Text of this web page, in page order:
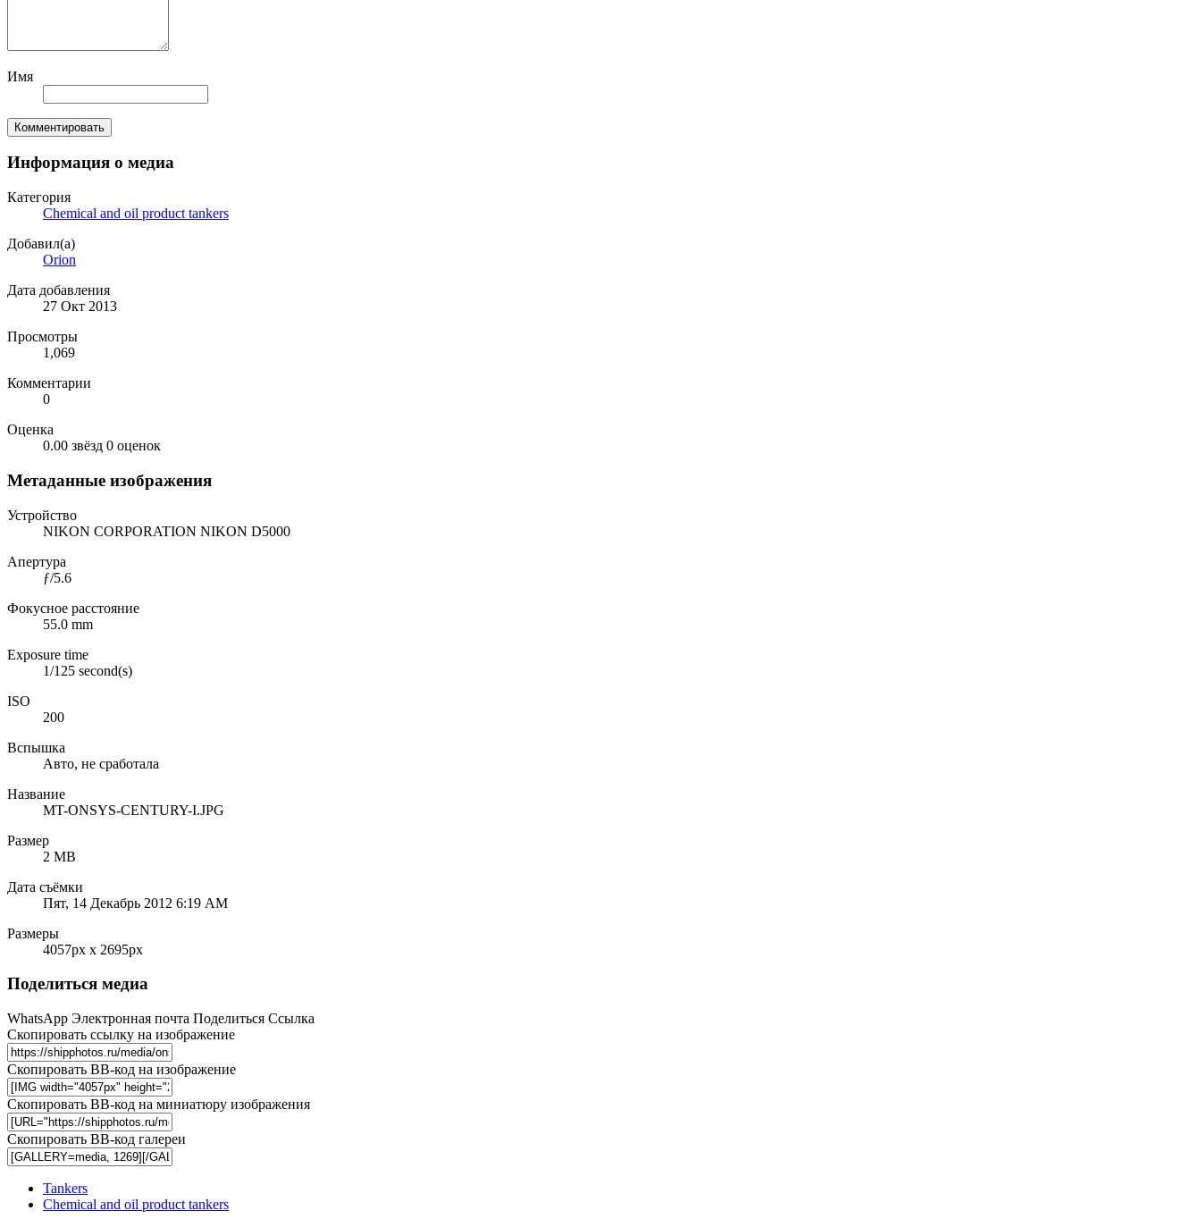
Имя
Комментировать
Информация о медиа
Категория
Chemical and oil product tankers
Добавил(а)
Orion
Дата добавления
27 Окт 2013
Просмотры
1,069
Комментарии
0
Оценка
0.00 звёзд 0 оценок
Метаданные изображения
Устройство
NIKON CORPORATION NIKON D5000
Апертура
ƒ/5.6
Фокусное расстояние
55.0 mm
Exposure time
1/125 second(s)
ISO
200
Вспышка
Авто, не сработала
Название
MT-ONSYS-CENTURY-I.JPG
Размер
2 MB
Дата съёмки
Пят, 14 Декабрь 2012 6:19 AM
Размеры
4057px x 2695px
Поделиться медиа
WhatsApp Электронная почта Поделиться Ссылка
Скопировать ссылку на изображение
Скопировать BB-код на изображение
Скопировать BB-код на миниатюру изображения
Скопировать BB-код галереи
Tankers
Chemical and oil product tankers